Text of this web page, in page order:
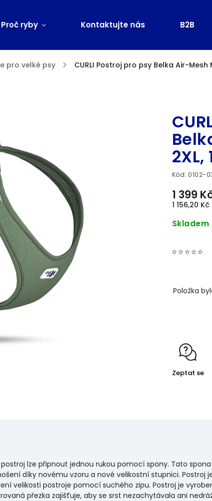
Proč ryby Kontaktujte nás B2B
pro velké psy / CURLI Postroj pro psy Belka Air-Mesh
Kód: 0102-
1 399
1 156,20 Kč
Skladem
Položka
Zeptat se
lze připnout jednou rukou pomocí spony. Tato spona
díky novému vzoru a nové velikostní stupnici. Postroj
velikosti postroje pomocí suchého zipu. Postroj je
přezka zajišťuje, aby se srst nezachytávala ani